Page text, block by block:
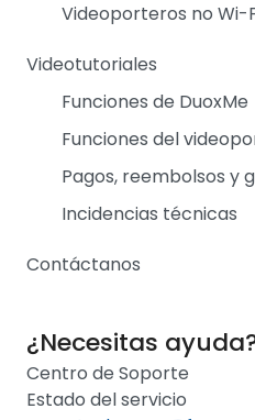
Videoporteros no Wi-
Videotutoriales
Funciones de DuoxMe
Funciones del
Pagos, reembolsos y
Incidencias técnicas
Contáctanos
¿Necesitas
Centro de Soporte
Estado del servicio